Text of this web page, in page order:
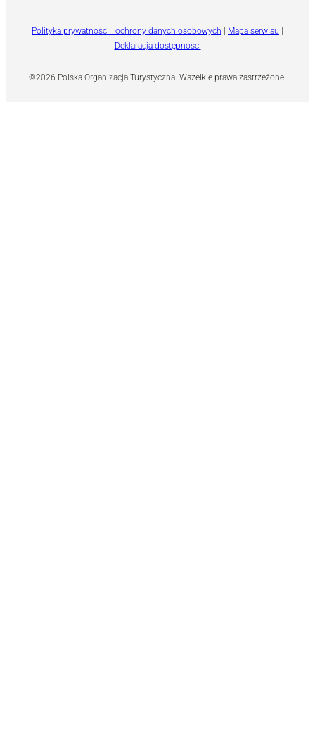
©2026 Polska Organizacja Turystyczna. Wszelkie prawa zastrzeżone.
Polityka prywatności i ochrony danych osobowych | Mapa serwisu |
Deklaracja dostępności